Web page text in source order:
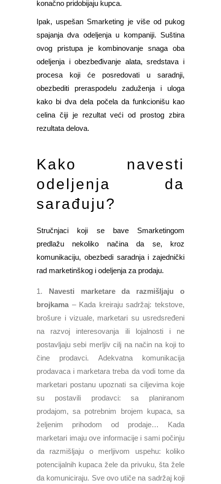
konačno pridobijaju kupca.
Ipak, uspešan Smarketing je više od pukog
spajanja dva odeljenja u kompaniji. Suština
ovog pristupa je kombinovanje snaga oba
odeljenja i obezbeđivanje alata, sredstava i
procesa koji će posredovati u saradnji,
obezbediti preraspodelu zaduženja i uloga
kako bi dva dela počela da funkcionišu kao
celina čiji je rezultat veći od prostog zbira
rezultata delova.
Kako navesti
odeljenja da
sarađuju?
Stručnjaci koji se bave Smarketingom
predlažu nekoliko načina da se, kroz
komunikaciju, obezbedi saradnja i zajednički
rad marketinškog i odeljenja za prodaju.
Navesti marketare da razmišljaju o
brojkama – Kada kreiraju sadržaj: tekstove,
brošure i vizuale, marketari su usredsređeni
na razvoj interesovanja ili lojalnosti i ne
postavljaju sebi merljiv cilj na način na koji to
čine prodavci. Adekvatna komunikacija
prodavaca i marketara treba da vodi tome da
marketari postanu upoznati sa ciljevima koje
su postavili prodavci: sa planiranom
prodajom, sa potrebnim brojem kupaca, sa
željenim prihodom od prodaje… Kada
marketari imaju ove informacije i sami počinju
da razmišljaju o merljivom uspehu: koliko
potencijalnih kupaca žele da privuku, šta žele
da komuniciraju. Sve ovo utiče na sadržaj koji